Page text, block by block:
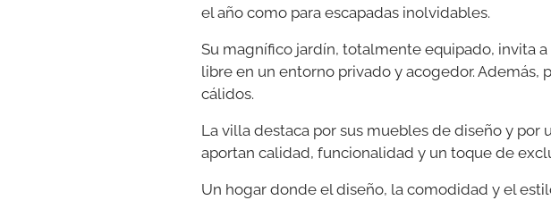
el año como para escapadas inolvidables.
Su magnífico jardín, totalmente equipado, invita
libre en un entorno privado y acogedor. Además,
cálidos.
La villa destaca por sus muebles de diseño y
aportan calidad, funcionalidad y un toque de
Un hogar donde el diseño, la comodidad y el